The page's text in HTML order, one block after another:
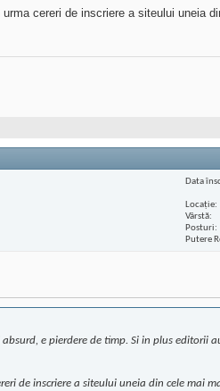
cereri de inscriere a siteului uneia
Data
Locaţie
Vârstă
Posturi
Putere
e pierdere de timp. Si in plus editorii
de inscriere a siteului uneia din cele mai